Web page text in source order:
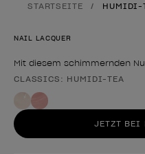
STARTSEITE HUMIDI-
NAIL LACQUER
Mit diesem schimmernden
Form des Produkts
CLASSICS: HUMIDI-TEA
JETZT BEI